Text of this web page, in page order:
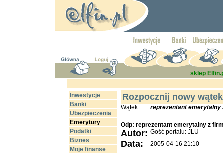
sklep
Inwestycje
Banki
Ubezpieczenia
Emerytury
Podatki
Biznes
Moje finanse
Rozpocznij nowy wątek
Wątek: reprezentant emerytalny
Odp: reprezentant emerytalny z
Autor: Gość portalu: JLU
Data: 2005-04-16 21:10